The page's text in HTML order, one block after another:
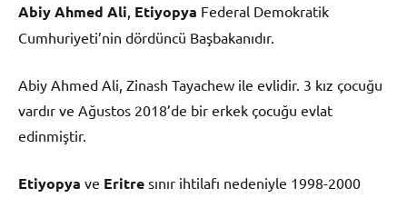
Abiy Ahmed Ali Etiyopya Federal Demokratik
Cumhuriyeti’nin dördüncü Başbakanıdır.
Abiy Ahmed Ali, Zinash Tayachew ile evlidir. 3 kız çocuğu
vardır ve Ağustos 2018’de bir erkek çocuğu evlat
edinmiştir.
Etiyopya ve Eritre sınır ihtilafı nedeniyle 1998-2000